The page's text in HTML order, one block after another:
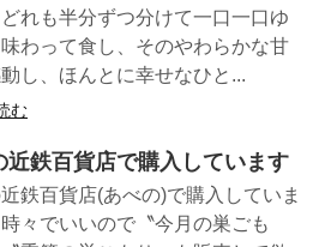
れも半分ずつ分けて一口一口ゆ
わって食し、そのやわらかな甘
し、ほんとに幸せなひと...
む
近鉄百貨店で購入しています
鉄百貨店(あべの)で購入していま
々でいいので〝今月の巣ごも